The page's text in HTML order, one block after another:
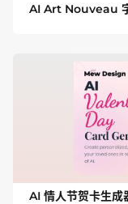
AI Art Nouveau
AI 情人节贺卡生成